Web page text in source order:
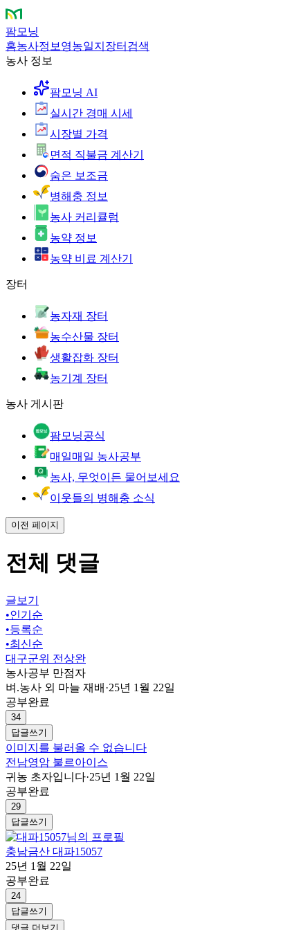
팜모닝
홈농사정보 영농일지 장터 검색
농사 정보
팜모닝 AI
실시간 경매 시세
시장별 가격
면적 직불금 계산기
숨은 보조금
병해충 정보
농사 커리큘럼
농약 정보
농약 비료 계산기
장터
농자재 장터
농수산물 장터
생활잡화 장터
농기계 장터
농사 게시판
팜모닝공식
매일매일 농사공부
농사, 무엇이든 물어보세요
이웃들의 병해충 소식
이전 페이지
전체 댓글
글보기
•인기순
•등록순
•최신순
대구군위 전상완
농사공부 만점자
벼.농사 외 마늘 재배 ·25년 1월 22일
공부완료
34
답글쓰기
이미지를 불러올 수 없습니다
전남영암 불르아이스
귀농 초자입니다·25년 1월 22일
공부완료
29
답글쓰기
충남금산 대파15057
25년 1월 22일
공부완료
24
답글쓰기
댓글 더보기